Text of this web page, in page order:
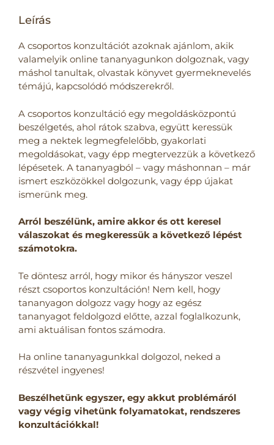
Leírás
A csoportos konzultációt azoknak ajánlom, akik
valamelyik online tananyagunkon dolgoznak, vagy
máshol tanultak, olvastak könyvet gyermeknevelés
témájú, kapcsolódó módszerekről.
A csoportos konzultáció egy megoldásközpontú
beszélgetés, ahol rátok szabva, együtt keressük
meg a nektek legmegfelelőbb, gyakorlati
megoldásokat, vagy épp megtervezzük a következő
lépésetek. A tananyagból – vagy máshonnan – már
ismert eszközökkel dolgozunk, vagy épp újakat
ismerünk meg.
Arról beszélünk, amire akkor és ott keresel
válaszokat és megkeressük a következő lépést
számotokra.
Te döntesz arról, hogy mikor és hányszor veszel
részt csoportos konzultáción! Nem kell, hogy
tananyagon dolgozz vagy hogy az egész
tananyagot feldolgozd előtte, azzal foglalkozunk,
ami aktuálisan fontos számodra.
Ha online tananyagunkkal dolgozol, neked a
részvétel ingyenes!
Beszélhetünk egyszer, egy akkut problémáról
vagy végig vihetünk folyamatokat, rendszeres
konzultációkkal!